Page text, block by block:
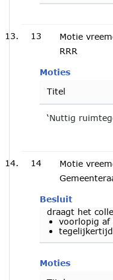
13
Motie vreemd - ‘Nuttig
RRR
Moties
Titel
‘Nuttig
14
Motie
Besluit
draagt het
voorlopig af
tegelijkertijd
Moties